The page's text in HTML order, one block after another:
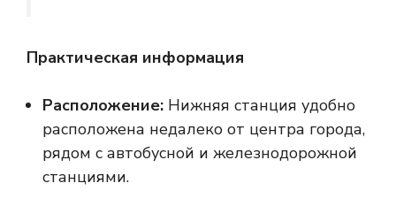
Практическая информация
Расположение: Нижняя станция удобно
расположена недалеко от центра города,
рядом с автобусной и железнодорожной
станциями.